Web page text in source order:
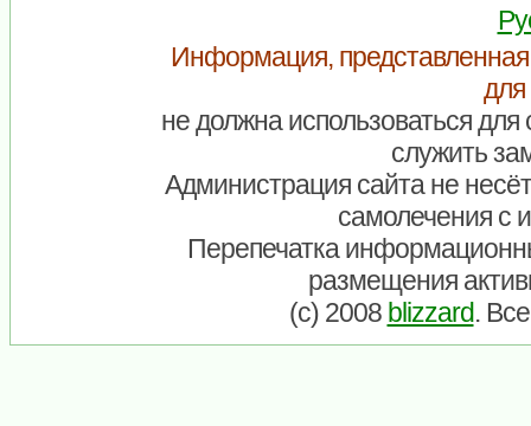
Информация,
для
не должна использоваться
служить
Администрация сайта не
самолечения с
Перепечатка
размещения
(c) 2008 blizzard.